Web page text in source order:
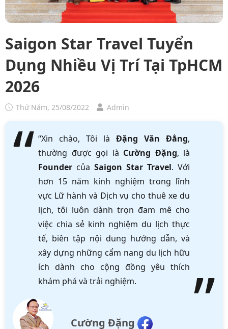
Saigon Star Travel Tuyển
Dụng Nhiều Vị Trí Tại TpHCM
2026
Thứ Năm, 25/08/2022 Admin
“Xin chào, Tôi là Đặng Văn Đẳng,
thường được gọi là Cường Đặng, là
Founder của Saigon Star Travel. Với
hơn 15 năm kinh nghiệm trong lĩnh
vực Lữ hành và Dịch vụ cho thuê xe du
lịch, tôi luôn dành trọn đam mê cho
việc chia sẻ kinh nghiệm du lịch thực
tế, biên tập nội dung hướng dẫn, và
xây dựng những cẩm nang du lịch hữu
ích dành cho cộng đồng yêu thích
khám phá và trải nghiệm.
Cường Đặng